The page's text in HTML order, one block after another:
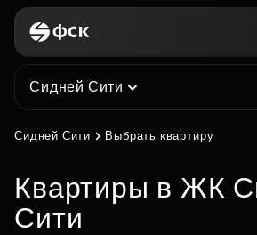
Сидней Сити
Сидней Сити Выбрать квартиру
квартиры в ЖК Сидней
Сити